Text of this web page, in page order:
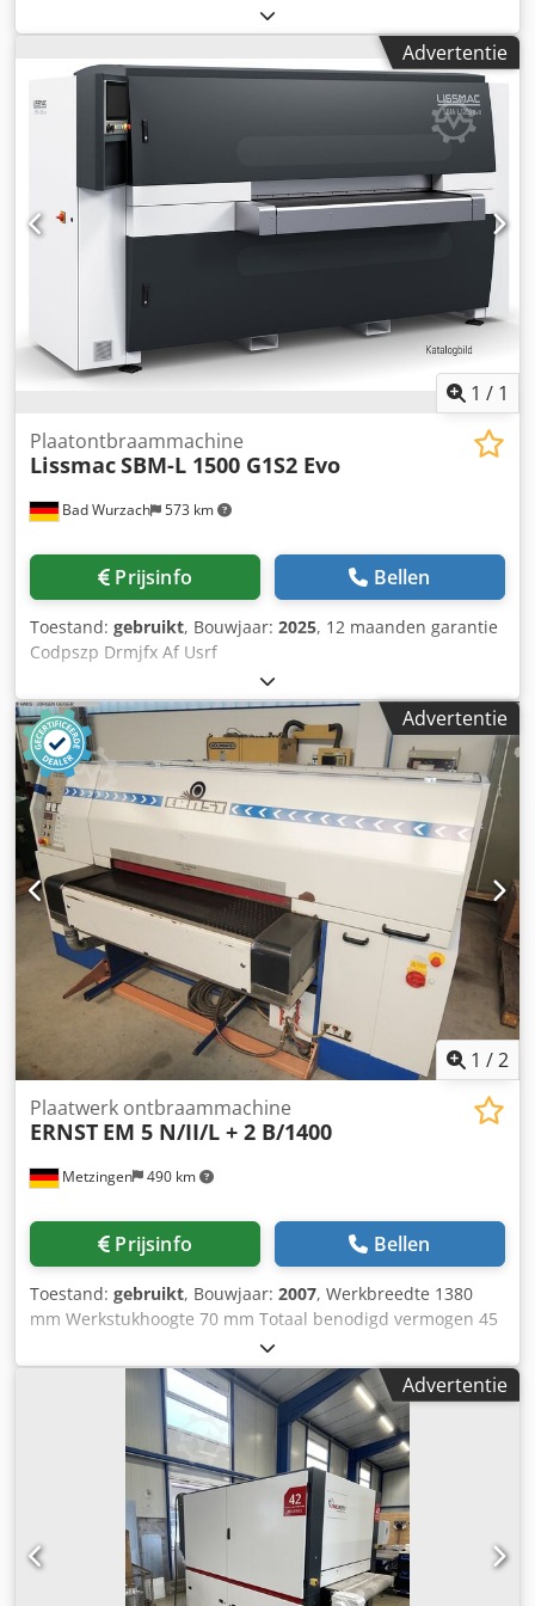
2530-01
mm, Wegens renovatie van onze machine willen wij graag
onze nauwelijks gebruikte Timesavers nat
ontbraammachine verkopen. De machine kan worden
bekeken en getest; Het is live. Als u vragen heeft, neem
dan contact met ons op Csdpsv Tnfisfx Af Usrf
Advertentie
1 / 1
Bad Wurzach 573 km
Plaatontbraammachine
LissmacSBM-L 1500 G1S2 Evo
Prijsinfo Bellen
Toestand: gebruikt, Bouwjaar: 2025, 12 maanden garantie
Codpszp Drmjfx Af Usrf
Advertentie
1 /2
Metzingen 490 km
Plaatwerk ontbraammachine
ERNST EM 5 N/II/L + 2 B/1400
Prijsinfo Bellen
Toestand: gebruikt, Bouwjaar: 2007, Werkbreedte 1380
mm Werkstukhoogte 70 mm Totaal benodigd vermogen 45
kW Machinegewicht ca. 5.500 kg E R N S T Automatische
ontbraammachine voor plaatwerk met natte slijpeenheid
Type EM 5 N/II/L + 2 B/1400 Productiejaar 2007 Serienr.
780063 _____ Maalbreedte ca. 1.380 mm Breedte rollen
1.400 mm Werkstukhoogte max. 1 - 70 mm
Aanvoersnelheid ca. 1,5 - 8 m/min. Bestaande uit 5
werkelementen: Oscillerende schuurwals voor bekleding
met schuurlinnen (schuurvlies) Ø 450 mm, 1400 mm breed
x 1540 lang, en met pneumatisch instelbare bandspanning
Crsdpfx Afot Hw Iio Uef bandspanning, 11 kW aandrijving
Borstelwalsunit met twee tegen elkaar draaiende
Advertentie